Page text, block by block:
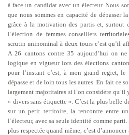
à face un candidat avec un électeur. Nous
que nous sommes en capacité de dépasser
grâce à la motivation des partis et, surtout
l’élection de femmes conseillers
scrutin uninominal à deux tours c’est qu’il
A 26 cantons contre 35 aujourd’hui on
logique en vigueur lors des élections
pour l’instant c’est, à mon grand regret,
dépasse et de loin tous les autres. En fait ce
largement majoritaires si l’on considère qu’il
« divers sans étiquette ». C’est la plus belle
sur un petit territoire, la rencontre entre
l’électeur, avec sa seule identité comme
plus respectée quand même, c’est